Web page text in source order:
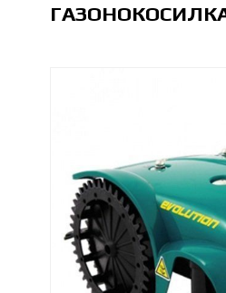
ГАЗОНОКОСИЛКА